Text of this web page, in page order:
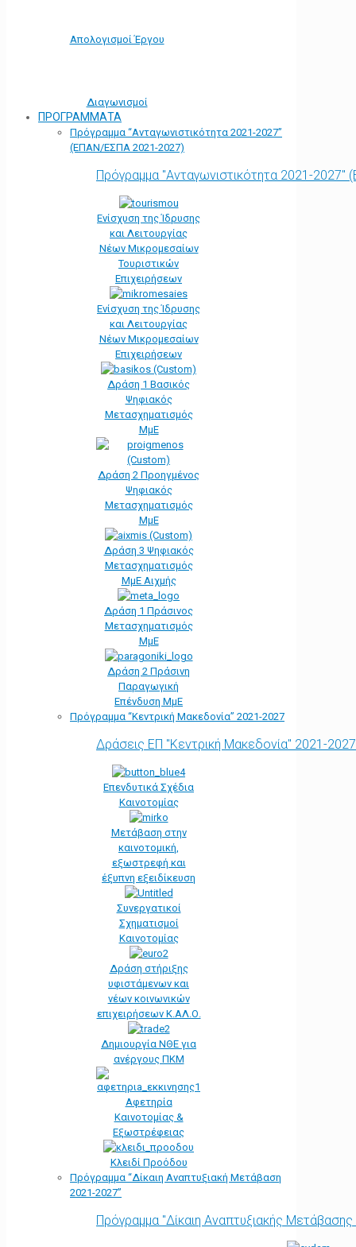
Απολογισμοί Έργου
Διαγωνισμοί
ΠΡΟΓΡΑΜΜΑΤΑ
Πρόγραμμα “Ανταγωνιστικότητα 2021-2027”
(ΕΠΑΝ/ΕΣΠΑ 2021-2027)
Πρόγραμμα "Ανταγωνιστικότητα 2021-
Ενίσχυση της Ίδρυσης
και Λειτουργίας
Νέων Μικρομεσαίων
Τουριστικών
Επιχειρήσεων
Ενίσχυση της Ίδρυσης
και Λειτουργίας
Νέων Μικρομεσαίων
Επιχειρήσεων
Δράση 1 Βασικός
Ψηφιακός
Μετασχηματισμός
ΜμΕ
Δράση 2 Προηγμένος
Ψηφιακός
Μετασχηματισμός
ΜμΕ
Δράση 3 Ψηφιακός
Μετασχηματισμός
ΜμΕ Αιχμής
Δράση 1 Πράσινος
Μετασχηματισμός
ΜμΕ
Δράση 2 Πράσινη
Παραγωγική
Επένδυση ΜμΕ
Πρόγραμμα “Κεντρική Μακεδονία” 2021-2027
Δράσεις ΕΠ "Κεντρική Μακεδονία" 2021-2027
Επενδυτικά Σχέδια
Καινοτομίας
Μετάβαση στην
καινοτομική,
εξωστρεφή και
έξυπνη εξειδίκευση
Συνεργατικοί
Σχηματισμοί
Καινοτομίας
Δράση στήριξης
υφιστάμενων και
νέων κοινωνικών
επιχειρήσεων Κ.ΑΛ.Ο.
Δημιουργία ΝΘΕ για
ανέργους ΠΚΜ
Αφετηρία
Kαινοτομίας &
Εξωστρέφειας
Κλειδί Προόδου
Πρόγραμμα “Δίκαιη Αναπτυξιακή Μετάβαση
2021-2027”
Πρόγραμμα "Δίκαιη Αναπτυξιακής